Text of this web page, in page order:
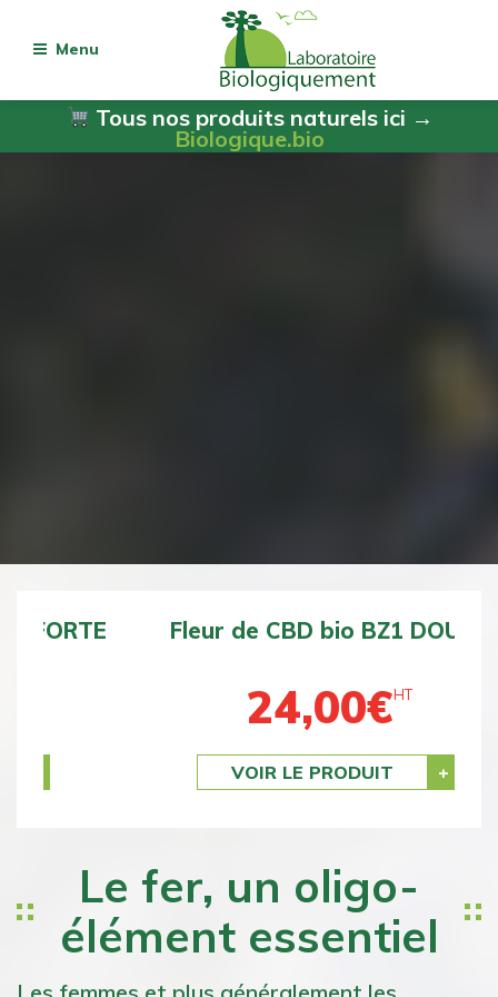
Tous nos produits naturels ici →
Biologique.bio
Menu
Fleur de CBD bio BZ1 DOUCE
24,00€HT
VOIR LE PRODUIT
Le fer, un oligo-
élément essentiel